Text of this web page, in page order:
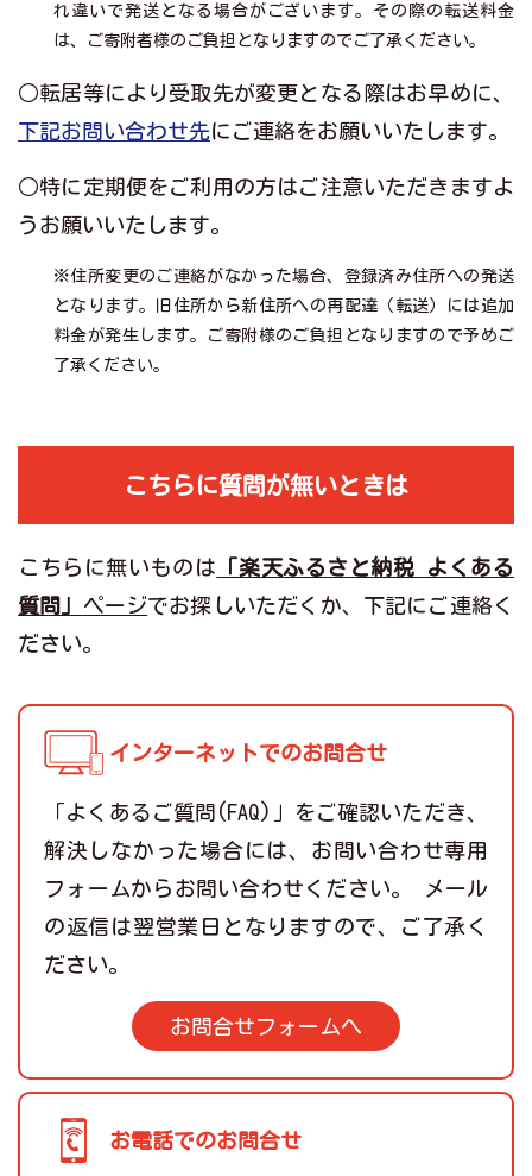
れ違いで発送となる場合がございます。その際の転送料金
は、ご寄附者様のご負担となりますのでご了承ください。
○転居等により受取先が変更となる際はお早めに、
下記お問い合わせ先にご連絡をお願いいたします。
○特に定期便をご利用の方はご注意いただきますよ
うお願いいたします。
※住所変更のご連絡がなかった場合、登録済み住所への発送
となります。旧住所から新住所への再配達（転送）には追加
料金が発生します。ご寄附様のご負担となりますので予めご
了承ください。
こちらに質問が無いときは
こちらに無いものは 「楽天ふるさと納税 よくある
質問」 ページでお探しいただくか、下記にご連絡く
ださい。
インターネットでのお問合せ
「よくあるご質問(FAQ)」をご確認いただき、
解決しなかった場合には、お問い合わせ専用
フォームからお問い合わせください。 メール
の返信は翌営業日となりますので、ご了承く
ださい。
お問合せフォームへ
お電話でのお問合せ